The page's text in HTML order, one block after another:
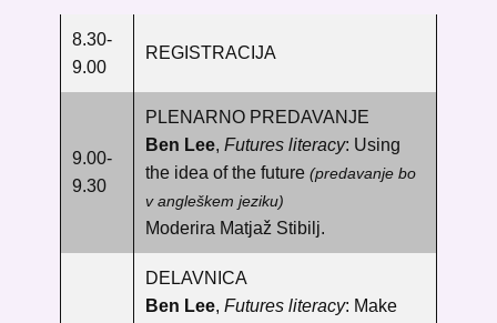
8.30-
9.00
REGISTRACIJA
9.00-
9.30
PLENARNO PREDAVANJE
Ben Lee, Futures literacy: Using
the idea of the future (predavanje bo
v angleškem jeziku)
Moderira Matjaž Stibilj.
DELAVNICA
Ben Lee, Futures literacy: Make